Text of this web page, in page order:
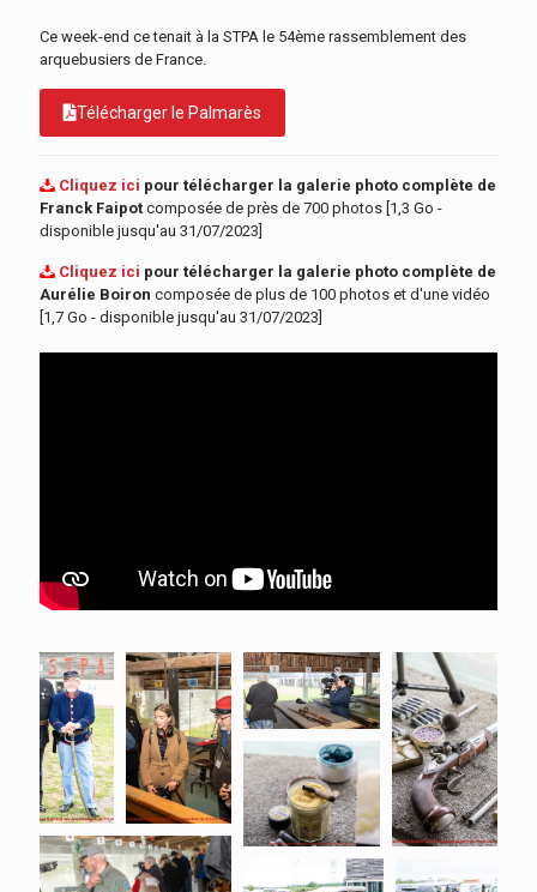
Ce week-end ce tenait à la STPA le 54ème rassemblement des
arquebusiers de France.
Télécharger le Palmarès
Cliquez ici pour télécharger la galerie photo complète de
Franck Faipot composée de près de 700 photos [1,3 Go -
disponible jusqu'au 31/07/2023]
Cliquez ici pour télécharger la galerie photo complète de
Aurélie Boiron composée de plus de 100 photos et d'une vidéo
[1,7 Go - disponible jusqu'au 31/07/2023]